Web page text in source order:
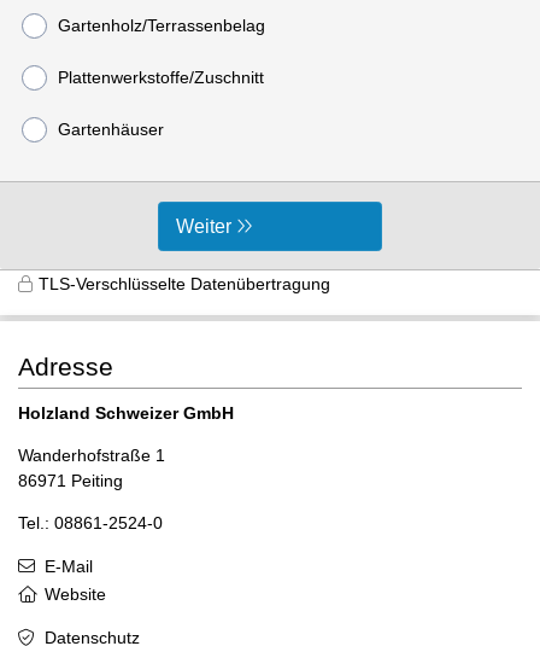
Gartenholz/Terrassenbelag
Plattenwerkstoffe/Zuschnitt
Gartenhäuser
Weiter
TLS-Verschlüsselte Datenübertragung
Adresse
Holzland Schweizer GmbH
Wanderhofstraße 1
86971 Peiting
Tel.: 08861-2524-0
E-Mail
Website
Datenschutz